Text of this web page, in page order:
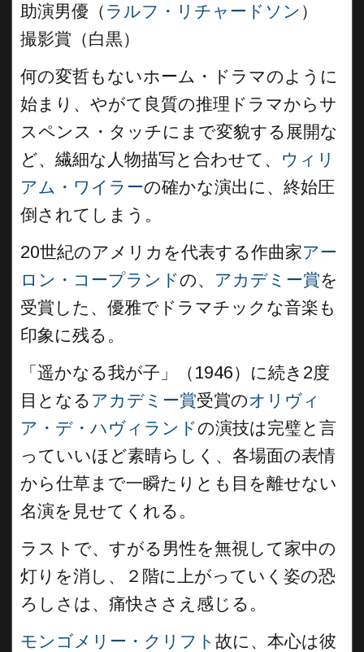
助演男優（ ラルフ・リチャードソン ）
撮影賞（白黒）
何の変哲もないホーム・ドラマのように
始まり、やがて良質の推理ドラマからサ
スペンス・タッチにまで変貌する展開な
ど、繊細な人物描写と合わせて、 ウィリ
アム・ワイラーの確かな演出に、終始圧
倒されてしまう。
20世紀のアメリカを代表する作曲家アー
ロン・コープランドの、 アカデミー賞を
受賞した、優雅でドラマチックな音楽も
印象に残る。
「遥かなる我が子」（1946）に続き2度
目となる アカデミー賞受賞のオリヴィ
ア・デ・ハヴィランドの演技は完璧と言
っていいほど素晴らしく、各場面の表情
から仕草まで一瞬たりとも目を離せない
名演を見せてくれる。
ラストで、すがる男性を無視して家中の
灯りを消し、２階に上がっていく姿の恐
ろしさは、痛快ささえ感じる。
モンゴメリー・クリフト 故に、本心は彼